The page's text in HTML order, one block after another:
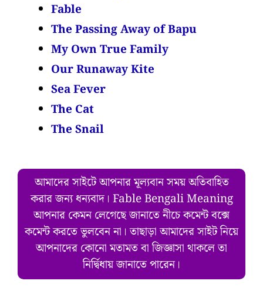
Fable
The Passing Away of Bapu
My Own True Family
Our Runaway Kite
Sea Fever
The Cat
The Snail
আমাদের সাইটে আপনার মূল্যবান সময় অতিবাহিত
করার জন্য ধন্যবাদ। Fable Bengali Meaning
আপনার কেমন লেগেছে জানাতে নীচে কমেন্ট বক্সে
কমেন্ট করতে ভুলবেন না। তাছাড়া আমাদের সাইট নিয়ে
আপনাদের কোনো মতামত বা জিজ্ঞাসা থাকলে তা
নির্দ্বিধায় জানাতে পারেন।